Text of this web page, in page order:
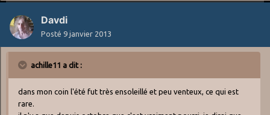
Davdi
Posté 9 janvier 2013
achille11 a dit :
dans mon coin l'été fut très ensoleillé et peu venteux, ce qui est
rare.